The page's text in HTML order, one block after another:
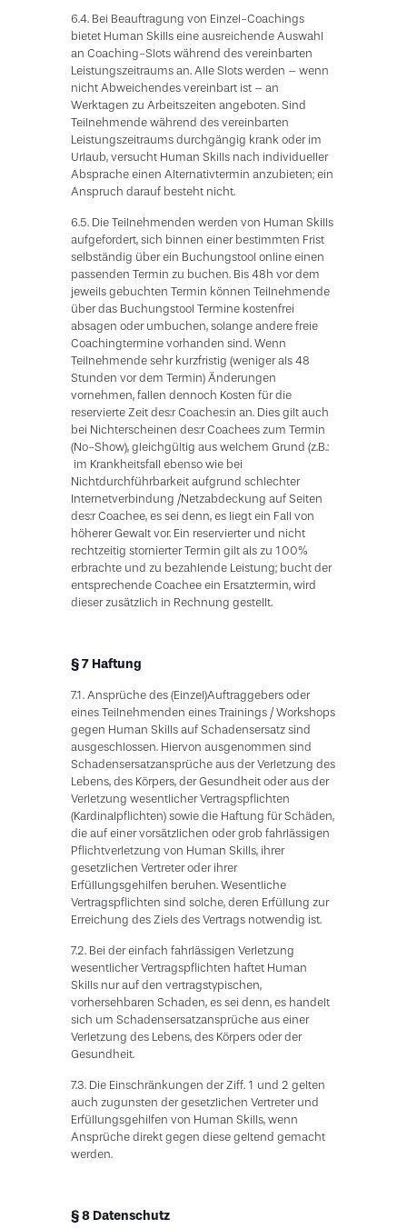
6.4. Bei Beauftragung von Einzel-Coachings
bietet Human Skills eine ausreichende Auswahl
an Coaching-Slots während des vereinbarten
Leistungszeitraums an. Alle Slots werden – wenn
nicht Abweichendes vereinbart ist – an
Werktagen zu Arbeitszeiten angeboten. Sind
Teilnehmende während des vereinbarten
Leistungszeitraums durchgängig krank oder im
Urlaub, versucht Human Skills nach individueller
Absprache einen Alternativtermin anzubieten; ein
Anspruch darauf besteht nicht.
6.5. Die Teilnehmenden werden von Human Skills
aufgefordert, sich binnen einer bestimmten Frist
selbständig über ein Buchungstool online einen
passenden Termin zu buchen. Bis 48h vor dem
jeweils gebuchten Termin können Teilnehmende
über das Buchungstool Termine kostenfrei
absagen oder umbuchen, solange andere freie
Coachingtermine vorhanden sind. Wenn
Teilnehmende sehr kurzfristig (weniger als 48
Stunden vor dem Termin) Änderungen
vornehmen, fallen dennoch Kosten für die
reservierte Zeit des:r Coaches:in an. Dies gilt auch
bei Nichterscheinen des:r Coachees zum Termin
(No-Show), gleichgültig aus welchem Grund (z.B.:
im Krankheitsfall ebenso wie bei
Nichtdurchführbarkeit aufgrund schlechter
Internetverbindung /Netzabdeckung auf Seiten
des:r Coachee, es sei denn, es liegt ein Fall von
höherer Gewalt vor. Ein reservierter und nicht
rechtzeitig stornierter Termin gilt als zu 100%
erbrachte und zu bezahlende Leistung; bucht der
entsprechende Coachee ein Ersatztermin, wird
dieser zusätzlich in Rechnung gestellt.
§ 7 Haftung
7.1. Ansprüche des (Einzel)Auftraggebers oder
eines Teilnehmenden eines Trainings / Workshops
gegen Human Skills auf Schadensersatz sind
ausgeschlossen. Hiervon ausgenommen sind
Schadensersatzansprüche aus der Verletzung des
Lebens, des Körpers, der Gesundheit oder aus der
Verletzung wesentlicher Vertragspflichten
(Kardinalpflichten) sowie die Haftung für Schäden,
die auf einer vorsätzlichen oder grob fahrlässigen
Pflichtverletzung von Human Skills, ihrer
gesetzlichen Vertreter oder ihrer
Erfüllungsgehilfen beruhen. Wesentliche
Vertragspflichten sind solche, deren Erfüllung zur
Erreichung des Ziels des Vertrags notwendig ist.
7.2. Bei der einfach fahrlässigen Verletzung
wesentlicher Vertragspflichten haftet Human
Skills nur auf den vertragstypischen,
vorhersehbaren Schaden, es sei denn, es handelt
sich um Schadensersatzansprüche aus einer
Verletzung des Lebens, des Körpers oder der
Gesundheit.
7.3. Die Einschränkungen der Ziff. 1 und 2 gelten
auch zugunsten der gesetzlichen Vertreter und
Erfüllungsgehilfen von Human Skills, wenn
Ansprüche direkt gegen diese geltend gemacht
werden.
§ 8 Datenschutz